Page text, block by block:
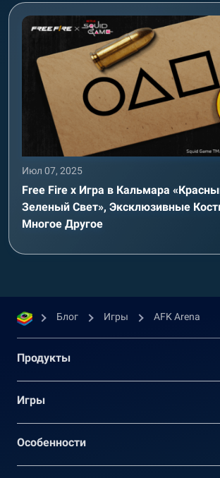
Июл 07, 2025
Free Fire x Игра в Кальмара
Зеленый Свет», Эксклюзивные
Многое Другое
Блог Игры AFK Arena
Продукты
Игры
Oсобенности